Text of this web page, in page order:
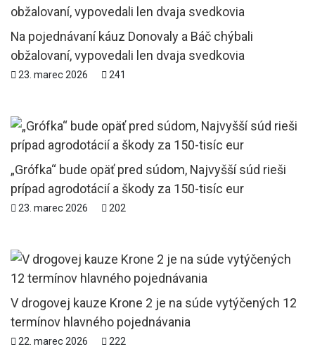
Na pojednávaní káuz Donovaly a Báč chýbali
obžalovaní, vypovedali len dvaja svedkovia
23. marec 2026 241
„Grófka“ bude opäť pred súdom, Najvyšší súd rieši
prípad agrodotácií a škody za 150-tisíc eur
23. marec 2026 202
V drogovej kauze Krone 2 je na súde vytýčených 12
termínov hlavného pojednávania
22. marec 2026 222